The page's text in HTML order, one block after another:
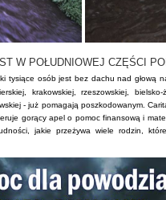
CZĘŚCI
tysiące osób jest bez dachu nad głową
krakowskiej, rzeszowskiej, bielsko-
- już pomagają poszkodowanym.
gorący apel o pomoc finansową i
jakie przeżywa wiele rodzin,